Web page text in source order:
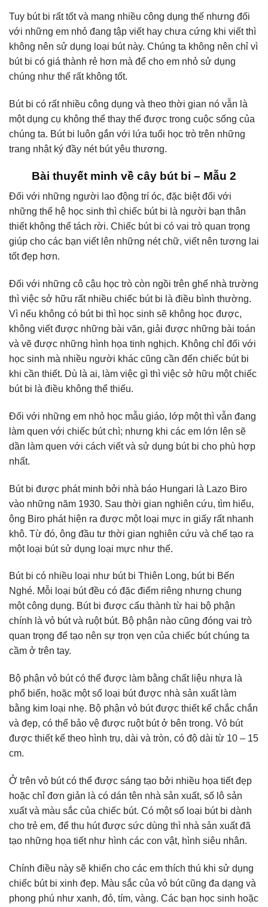
Tuy bút bi rất tốt và mang nhiều công dụng thế nhưng đối
với những em nhỏ đang tập viết hay chưa cứng khi viết thì
không nên sử dụng loại bút này. Chúng ta không nên chỉ vì
bút bi có giá thành rẻ hơn mà để cho em nhỏ sử dụng
chúng như thế rất không tốt.
Bút bi có rất nhiều công dụng và theo thời gian nó vẫn là
một dụng cụ không thể thay thế được trong cuộc sống của
chúng ta. Bút bi luôn gắn với lứa tuổi học trò trên những
trang nhật ký đầy nét bút yêu thương.
Bài thuyết minh về cây bút bi – Mẫu 2
Đối với những người lao động trí óc, đặc biệt đối với
những thế hệ học sinh thì chiếc bút bi là người bạn thân
thiết không thể tách rời. Chiếc bút bi có vai trò quan trọng
giúp cho các bạn viết lên những nét chữ, viết nên tương lai
tốt đẹp hơn.
Đối với những cô cậu học trò còn ngồi trên ghế nhà trường
thì việc sở hữu rất nhiều chiếc bút bi là điều bình thường.
Vì nếu không có bút bi thì học sinh sẽ không học được,
không viết được những bài văn, giải được những bài toán
và vẽ được những hình họa tinh nghịch. Không chỉ đối với
học sinh mà nhiều người khác cũng cần đến chiếc bút bi
khi cần thiết. Dù là ai, làm việc gì thì việc sở hữu một chiếc
bút bi là điều không thể thiếu.
Đối với những em nhỏ học mẫu giáo, lớp một thì vẫn đang
làm quen với chiếc bút chì; nhưng khi các em lớn lên sẽ
dần làm quen với cách viết và sử dụng bút bi cho phù hợp
nhất.
Bút bi được phát minh bởi nhà báo Hungari là Lazo Biro
vào những năm 1930. Sau thời gian nghiên cứu, tìm hiểu,
ông Biro phát hiện ra được một loại mực in giấy rất nhanh
khô. Từ đó, ông đầu tư thời gian nghiên cứu và chế tạo ra
một loại bút sử dụng loại mực như thế.
Bút bi có nhiều loại như bút bi Thiên Long, bút bi Bến
Nghé. Mỗi loại bút đều có đặc điểm riêng nhưng chung
một công dụng. Bút bi được cấu thành từ hai bộ phận
chính là vỏ bút và ruột bút. Bộ phận nào cũng đóng vai trò
quan trọng để tạo nên sự trọn vẹn của chiếc bút chúng ta
cầm ở trên tay.
Bộ phận vỏ bút có thể được làm bằng chất liệu nhựa là
phổ biến, hoặc một số loại bút được nhà sản xuất làm
bằng kim loại nhẹ. Bộ phận vỏ bút được thiết kế chắc chắn
và đẹp, có thể bảo vệ được ruột bút ở bên trong. Vỏ bút
được thiết kế theo hình trụ, dài và tròn, có độ dài từ 10 – 15
cm.
Ở trên vỏ bút có thể được sáng tạo bởi nhiều họa tiết đẹp
hoặc chỉ đơn giản là có dán tên nhà sản xuất, số lô sản
xuất và màu sắc của chiếc bút. Có một số loại bút bi dành
cho trẻ em, để thu hút được sức dùng thì nhà sản xuất đã
tạo những họa tiết như hình các con vật, hình siêu nhân.
Chính điều này sẽ khiến cho các em thích thú khi sử dụng
chiếc bút bi xinh đẹp. Màu sắc của vỏ bút cũng đa dạng và
phong phú như xanh, đỏ, tím, vàng. Các bạn học sinh hoặc